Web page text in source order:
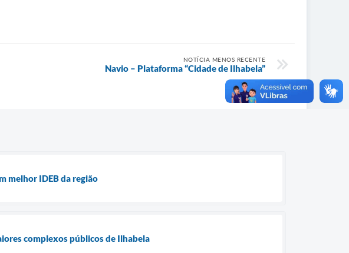
NOTÍCIA MENOS RECENTE
Navio – Plataforma “Cidade de Ilhabela”
melhor IDEB da região
complexos públicos de Ilhabela